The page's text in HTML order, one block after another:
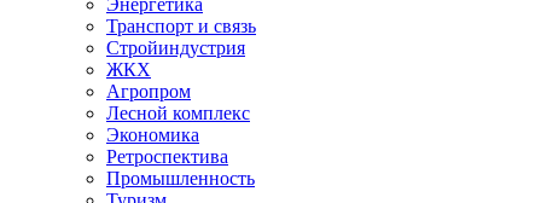
Энергетика
Транспорт и связь
Стройиндустрия
ЖКХ
Агропром
Лесной комплекс
Экономика
Ретроспектива
Промышленность